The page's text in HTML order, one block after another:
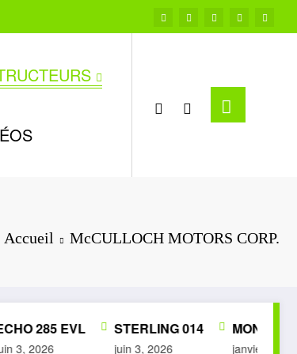
Accueil McCULLOCH MOTORS CORP.
285 EVL
3, 2026
STERLING 014
juin 3, 2026
MON PETIT
janvier 28,